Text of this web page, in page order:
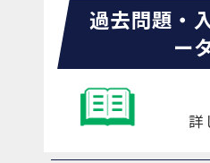
過去問題・
ー
詳